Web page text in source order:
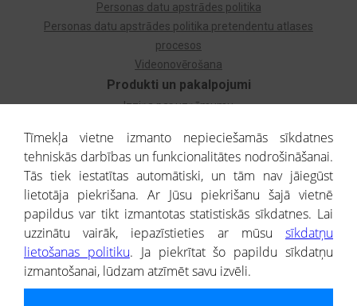
Produkti un pakalpojumi
Izziņa par uzņēmumu
Dzimtas koks
Uzņēmumu atlase
Monitorings
Kredītizziņa par ārvalstu uzņēmumiem
Personas datu apstrādes politika
Personas datu apstrādes politika pretendentu atlases
procesos
Videonovērošana
® CREDITREFORM Latvija
SIA
Tīmekļa vietne izmanto nepieciešamās sīkdatnes
tehniskās darbības un funkcionalitātes nodrošināšanai.
Tās tiek iestatītas automātiski, un tām nav jāiegūst
lietotāja piekrišana. Ar Jūsu piekrišanu šajā vietnē
papildus var tikt izmantotas statistiskās sīkdatnes. Lai
uzzinātu vairāk, iepazīstieties ar mūsu sīkdatņu
lietošanas politiku. Ja piekrītat šo papildu sīkdatņu
izmantošanai, lūdzam atzīmēt savu izvēli.